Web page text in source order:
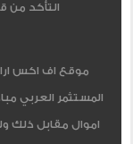
التأكد من
موقع اف اكس
المستثمر العربي
اموال مقابل ذلك